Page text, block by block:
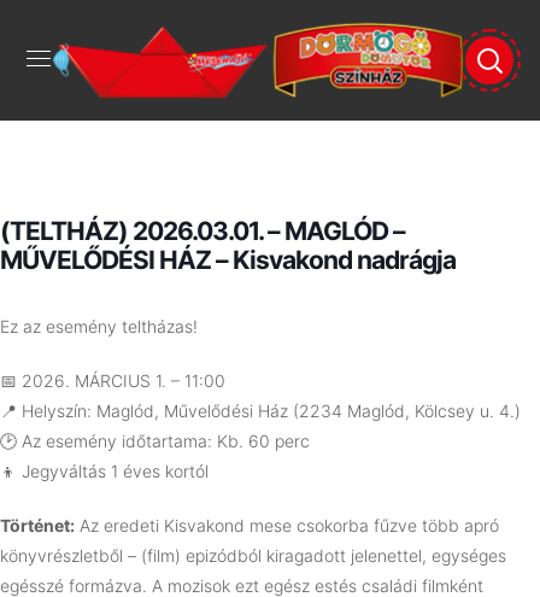
(TELTHÁZ) 2026.03.01. – MAGLÓD –
MŰVELŐDÉSI HÁZ – Kisvakond nadrágja
Ez az esemény teltházas!
📅 2026. MÁRCIUS 1. – 11:00
📍 Helyszín: Maglód, Művelődési Ház (2234 Maglód, Kölcsey u. 4.)
🕑 Az esemény időtartama: Kb. 60 perc
👦 Jegyváltás 1 éves kortól
Történet: Az eredeti Kisvakond mese csokorba fűzve több apró
könyvrészletből – (film) epizódból kiragadott jelenettel, egységes
egésszé formázva. A mozisok ezt egész estés családi filmként